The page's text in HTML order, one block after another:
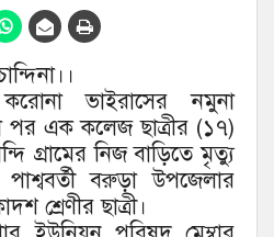
করোনা ভাইরাসের নমুনা
পর এক কলেজ ছাত্রীর (১৭)
গ্রামের নিজ বাড়িতে মৃত্যু
বরুড়া উপজেলার
শ্রেণীর ছাত্রী।